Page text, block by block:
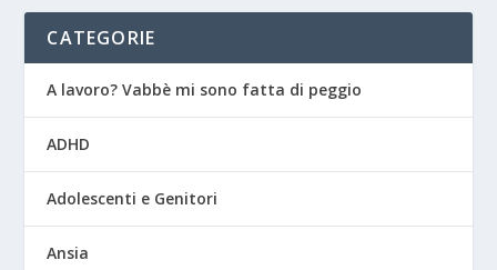
CATEGORIE
A lavoro? Vabbè mi sono fatta di peggio
ADHD
Adolescenti e Genitori
Ansia